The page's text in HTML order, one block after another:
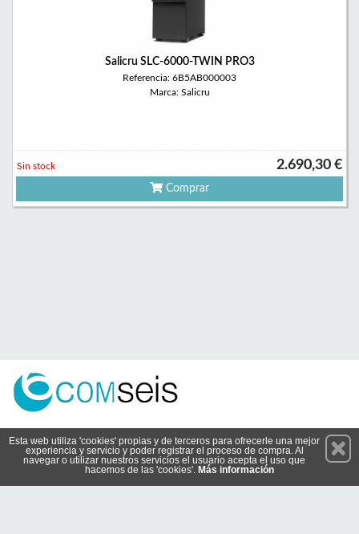
Salicru SLC-6000-TWIN PRO3
Referencia: 6B5AB000003
Marca: Salicru
2.690,30 €
Sin stock
Comprar
Suscríbete
Esta web utiliza 'cookies' propias y de terceros para ofrecerle una mejor
experiencia y servicio y poder registrar el proceso de compra. Al
navegar o utilizar nuestros servicios el usuario acepta el uso que
hacemos de las 'cookies'. Más información